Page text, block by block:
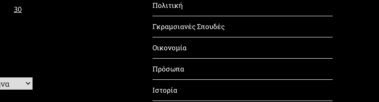
30
Πολιτική
Γκραμσιανές Σπουδές
Οικονομία
Πρόσωπα
Ιστορία